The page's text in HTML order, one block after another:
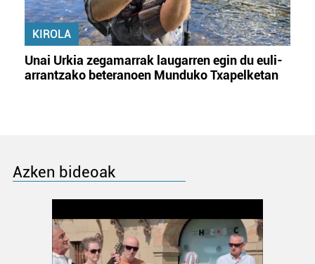
KIROLA
Unai Urkia zegamarrak laugarren egin du euli-
arrantzako beteranoen Munduko Txapelketan
Azken bideoak